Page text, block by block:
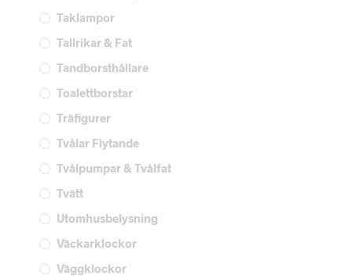
Taklampor
Tallrikar & Fat
Tandborsthållare
Toalettborstar
Träfigurer
Tvålar Flytande
Tvålpumpar & Tvålfat
Tvätt
Utomhusbelysning
Väckarklockor
Väggklockor